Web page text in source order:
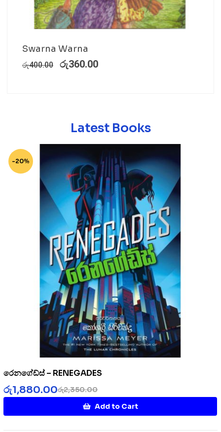
Swarna Warna
රු400.00 රු360.00
Latest Books
-20%
රෙනගේඩ්ස් – RENEGADES
රු2,350.00
රු1,880.00
Add to Cart